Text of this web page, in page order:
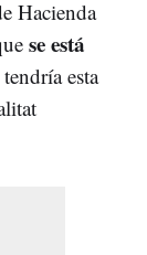
Hacienda
se está
esta